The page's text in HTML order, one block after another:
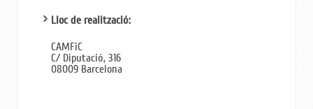
Lloc de realització:
CAMFiC
C/ Diputació, 316
08009 Barcelona